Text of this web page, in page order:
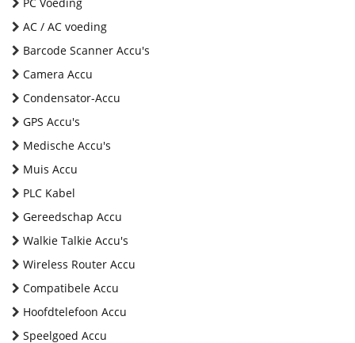
AC / AC voeding
Barcode Scanner Accu's
Camera Accu
Condensator-Accu
GPS Accu's
Medische Accu's
Muis Accu
PLC Kabel
Gereedschap Accu
Walkie Talkie Accu's
Wireless Router Accu
Compatibele Accu
Hoofdtelefoon Accu
Speelgoed Accu